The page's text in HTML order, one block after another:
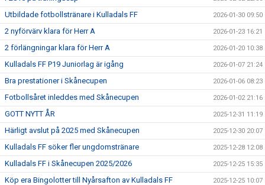
Utbildade fotbollstränare i Kulladals FF 2026-01-30 09:50
2 nyförvärv klara för Herr A 2026-01-23 16:21
2 förlängningar klara för Herr A 2026-01-20 10:38
Kulladals FF P19 Juniorlag är igång 2026-01-07 21:24
Bra prestationer i Skånecupen 2026-01-06 08:23
Fotbollsåret inleddes med Skånecupen 2026-01-02 21:16
GOTT NYTT ÅR 2025-12-31 11:19
Härligt avslut på 2025 med Skånecupen 2025-12-30 20:07
Kulladals FF söker fler ungdomstränare 2025-12-28 12:08
Kulladals FF i Skånecupen 2025/2026 2025-12-25 15:35
Köp era Bingolotter till Nyårsafton av Kulladals FF 2025-12-25 10:07